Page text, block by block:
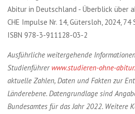
Abitur in Deutschland - Überblick über
CHE Impulse Nr. 14, Gütersloh, 2024, 74
ISBN 978-3-911128-03-2
Ausführliche weitergehende
Studienführer www.studieren-ohne-
aktuelle Zahlen, Daten und Fakten zur
Länderebene. Datengrundlage sind
Bundesamtes für das Jahr 2022. Weitere